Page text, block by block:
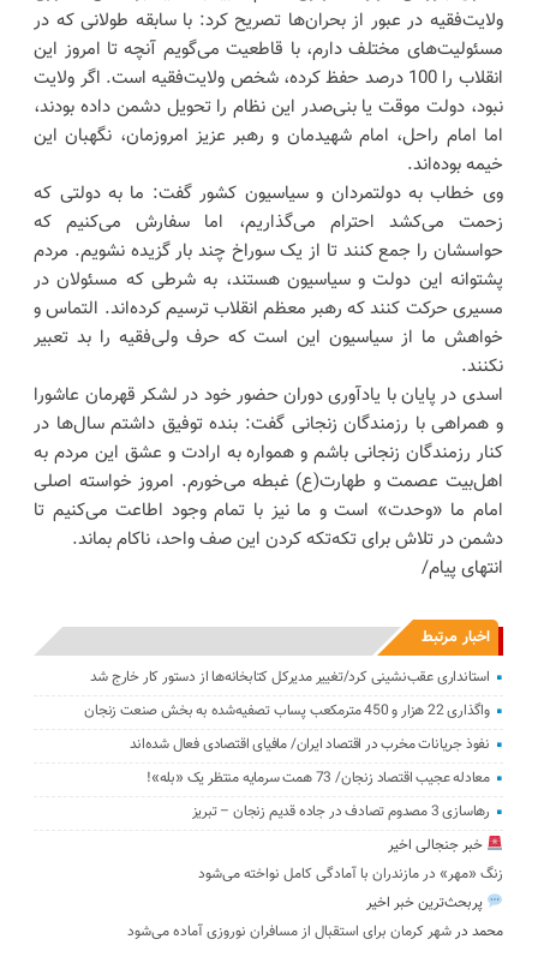
ولایت‌فقیه در عبور از بحران‌ها تصریح کرد: با سابقه طولانی که در
مسئولیت‌های مختلف دارم، با قاطعیت می‌گویم آنچه تا امروز این
انقلاب را 100 درصد حفظ کرده، شخص ولایت‌فقیه است. اگر ولایت
نبود، دولت موقت یا بنی‌صدر این نظام را تحویل دشمن داده بودند،
اما امام راحل، امام شهیدمان و رهبر عزیز امروزمان، نگهبان این
خیمه بوده‌اند.
وی خطاب به دولتمردان و سیاسیون کشور گفت: ما به دولتی که
زحمت می‌کشد احترام می‌گذاریم، اما سفارش می‌کنیم که
حواسشان را جمع کنند تا از یک سوراخ چند بار گزیده نشویم. مردم
پشتوانه این دولت و سیاسیون هستند، به شرطی که مسئولان در
مسیری حرکت کنند که رهبر معظم انقلاب ترسیم کرده‌اند. التماس و
خواهش ما از سیاسیون این است که حرف ولی‌فقیه را بد تعبیر
نکنند.
اسدی در پایان با یادآوری دوران حضور خود در لشکر قهرمان عاشورا
و همراهی با رزمندگان زنجانی گفت: بنده توفیق داشتم سال‌ها در
کنار رزمندگان زنجانی باشم و همواره به ارادت و عشق این مردم به
اهل‌بیت عصمت و طهارت(ع) غبطه می‌خورم. امروز خواسته اصلی
امام ما «وحدت» است و ما نیز با تمام وجود اطاعت می‌کنیم تا
دشمن در تلاش برای تکه‌تکه کردن این صف واحد، ناکام بماند.
انتهای پیام/
اخبار مرتبط
استانداری عقب‌نشینی کرد‌/تغییر مدیرکل کتابخانه‌ها از دستور کار خارج شد
واگذاری 22 هزار و 450 مترمکعب ‌پساب تصفیه‌شده به بخش صنعت زنجان
نفوذ جریانات مخرب در اقتصاد ایران/ مافیای اقتصادی فعال شده‌اند
معادله عجیب اقتصاد زنجان/ 73 همت سرمایه منتظر یک «بله»!
رهاسازی 3 مصدوم تصادف در جاده قدیم زنجان – تبریز
خبر جنجالی اخیر
زنگ «مهر» در مازندران با آمادگی کامل نواخته می‌شود
پربحث‌ترین خبر اخیر
محمد درشهر کرمان برای استقبال از مسافران نوروزی آماده می‌شود